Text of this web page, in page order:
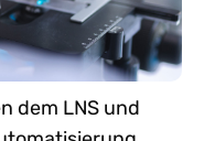
dem LNS und